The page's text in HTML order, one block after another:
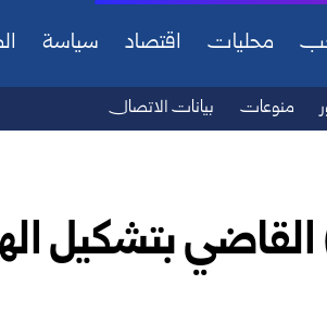
محليات اقتصاد سياسة
منوعات بيانات الاتصال
الرئاسي رقم (20) القاضي